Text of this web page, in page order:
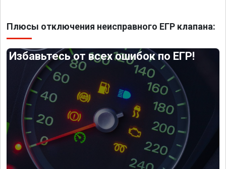
Плюсы отключения неисправного ЕГР клапана:
Избавьтесь от всех ошибок по ЕГР!